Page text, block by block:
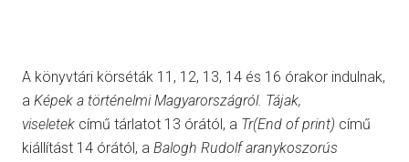
A könyvtári körséták 11, 12, 13, 14 és 16 órakor indulnak,
a Képek a történelmi Magyarországról. Tájak,
viseletek című tárlatot 13 órától, a Tr(End of print) című
kiállítást 14 órától, a Balogh Rudolf aranykoszorús